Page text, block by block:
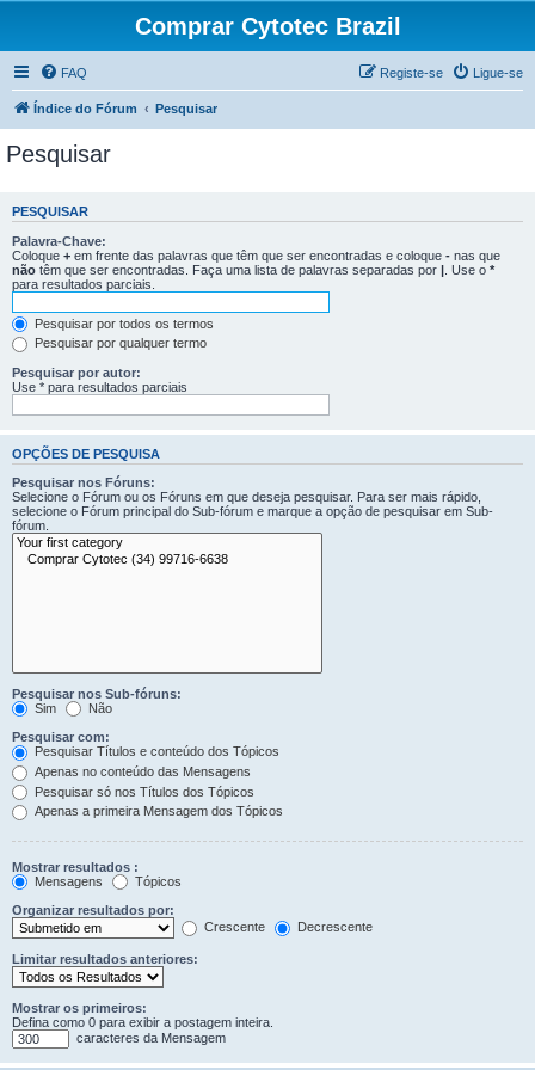
Comprar Cytotec Brazil
FAQ Ligue-se
Registe-se
Índice do Fórum Pesquisar
Pesquisar
PESQUISAR
Palavra-Chave:
Coloque + em frente das palavras que têm que ser encontradas e coloque - nas que
não têm que ser encontradas. Faça uma lista de palavras separadas por | . Use o *
para resultados parciais.
Pesquisar por todos os termos
Pesquisar por qualquer termo
Pesquisar por autor:
Use * para resultados parciais
OPÇÕES DE PESQUISA
Pesquisar nos Fóruns:
Selecione o Fórum ou os Fóruns em que deseja pesquisar. Para ser mais rápido,
selecione o Fórum principal do Sub-fórum e marque a opção de pesquisar em Sub-
fórum.
Pesquisar nos Sub-fóruns:
Sim
Não
Pesquisar com:
Pesquisar Títulos e conteúdo dos Tópicos
Apenas no conteúdo das Mensagens
Pesquisar só nos Títulos dos Tópicos
Apenas a primeira Mensagem dos Tópicos
Mostrar resultados :
Mensagens
Tópicos
Organizar resultados por:
Crescente
Decrescente
Limitar resultados anteriores:
Mostrar os primeiros:
Defina como 0 para exibir a postagem inteira.
caracteres da Mensagem